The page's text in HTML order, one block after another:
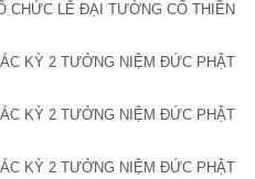
CHỨC LỄ ĐẠI TƯỜNG CỐ THIỀN
KỲ 2 TƯỞNG NIỆM ĐỨC PHẬT
KỲ 2 TƯỞNG NIỆM ĐỨC PHẬT
KỲ 2 TƯỞNG NIỆM ĐỨC PHẬT